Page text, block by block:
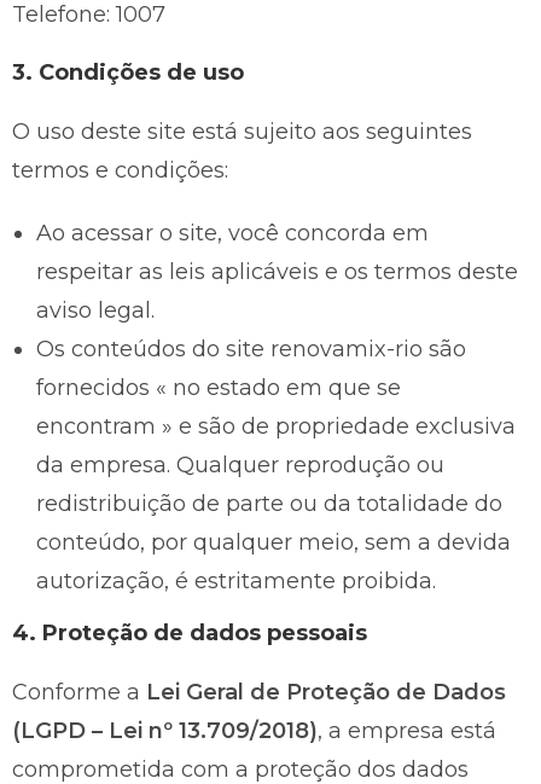
Telefone: 1007
3. Condições de uso
O uso deste site está sujeito aos seguintes
termos e condições:
Ao acessar o site, você concorda em
respeitar as leis aplicáveis e os termos deste
aviso legal.
Os conteúdos do site renovamix-rio são
fornecidos « no estado em que se
encontram » e são de propriedade exclusiva
da empresa. Qualquer reprodução ou
redistribuição de parte ou da totalidade do
conteúdo, por qualquer meio, sem a devida
autorização, é estritamente proibida.
4. Proteção de dados pessoais
Conforme a Lei Geral de Proteção de Dados
(LGPD – Lei nº 13.709/2018), a empresa está
comprometida com a proteção dos dados